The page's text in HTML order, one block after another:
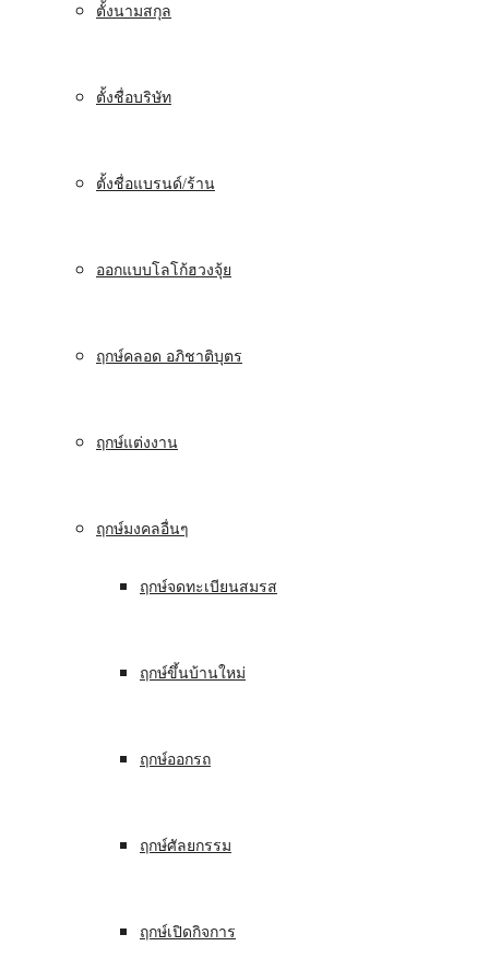
ตั้งนามสกุล
ตั้งชื่อบริษัท
ตั้งชื่อแบรนด์/ร้าน
ออกแบบโลโก้ฮวงจุ้ย
ฤกษ์คลอด อภิชาติบุตร
ฤกษ์แต่งงาน
ฤกษ์มงคลอื่นๆ
ฤกษ์จดทะเบียนสมรส
ฤกษ์ขึ้นบ้านใหม่
ฤกษ์ออกรถ
ฤกษ์ศัลยกรรม
ฤกษ์เปิดกิจการ